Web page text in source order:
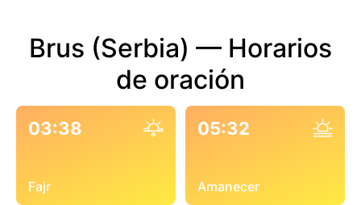
Brus (Serbia) — Horarios
de oración
03:38
Fajr
05:32
Amanecer